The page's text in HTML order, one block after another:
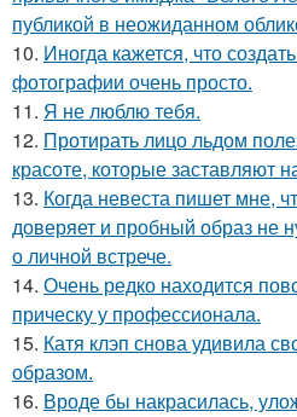
публикой в неожиданном
10. Иногда кажется, что
фотографии очень просто.
11. Я не люблю тебя.
12. Протирать лицо льдом
красоте, которые заставляют
13. Когда невеста пишет мне,
доверяет и пробный образ не
о личной встрече.
14. Очень редко находится
прическу у профессионала.
15. Катя клэп снова удивила
образом.
16. Вроде бы накрасилась,